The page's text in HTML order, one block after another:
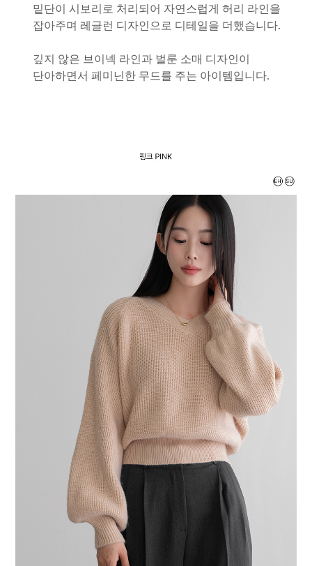
밑단이 시보리로 처리되어 자연스럽게 허리 라인을
잡아주며 레글런 디자인으로 디테일을 더했습니다.
깊지 않은 브이넥 라인과 벌룬 소매 디자인이
단아하면서 페미닌한 무드를 주는 아이템입니다.